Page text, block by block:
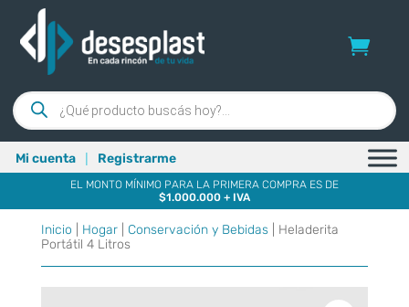
Búsqueda
de
productos
Mi cuenta | Registrarme
EL MONTO MÍNIMO PARA LA PRIMERA COMPRA ES DE
$1.000.000 + IVA
Inicio Hogar| Conservación y Bebidas| Heladerita
Portátil 4 Litros